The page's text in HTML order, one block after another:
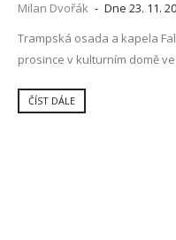
Milan Dvořák - Dne 23. 11.
Trampská osada a kapela
prosince v kulturním domě
ČÍST DÁLE